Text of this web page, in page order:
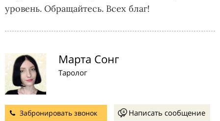
уровень. Обращайтесь. Всех благ!
Марта Сонг
Таролог
Забронировать звонок Написать сообщение